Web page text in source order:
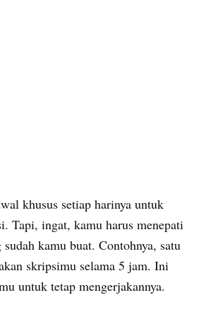
khusus setiap harinya untuk
Tapi, ingat, kamu harus menepati
kamu buat. Contohnya, satu
skripsimu selama 5 jam. Ini
untuk tetap mengerjakannya.